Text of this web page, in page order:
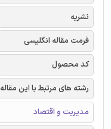
نشریه
فرمت مقاله انگلیسی
کد محصول
رشته های مرتبط با این مقاله
مدیریت و اقتصاد